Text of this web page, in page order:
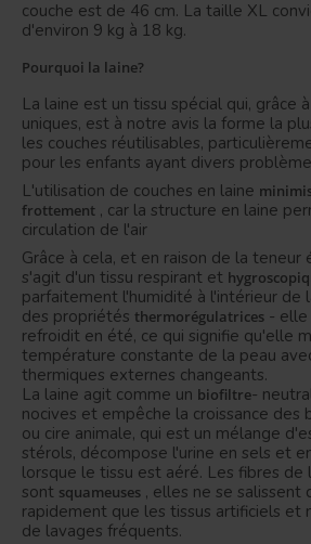
couche est de 46 cm. La taille XL
d'environ 9 kg à 18 kg.
Pourquoi la laine?
La laine est un tissu spécial qui, grâce
uniques, est à notre avis la forme la
les couches réutilisables,
pour les enfants ayant divers
L'utilisation de couches en laine
frottement , car la structure en laine
circulation de l'air
Grâce à cela, et en raison de la teneur
s'agit d'un tissu respirant et
parfaitement l'humidité à l'intérieur de
des propriétés thermorégulatrices - elle
refroidit en été, ce qui signifie qu'elle
température constante de la peau
thermiques externes changeants.
La laine agit comme un biofiltre-
nocives et empêche la croissance des
ou cire animale, qui est un mélange
stérols, décompose l'urine en sels et
lorsque le tissu est aéré. Les fibres de
sont squameuses , elles ne se salissent
rapidement que les tissus artificiels et
de lavages fréquents.